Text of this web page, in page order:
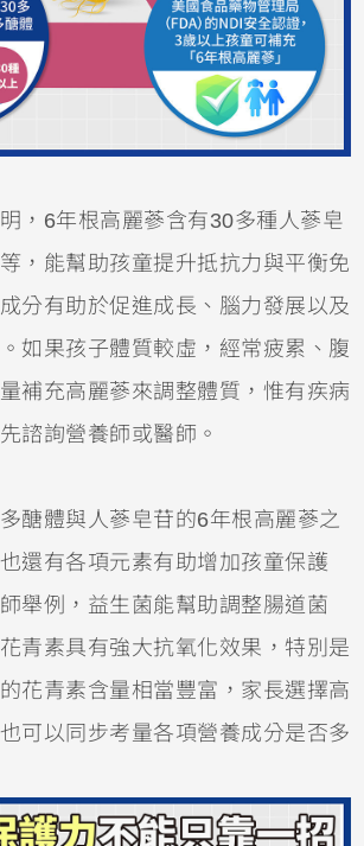
，6年根高麗蔘含有30多種人蔘皂
，能幫助孩童提升抵抗力與平衡免
分有助於促進成長、腦力發展以及
如果孩子體質較虛，經常疲累、腹
補充高麗蔘來調整體質，惟有疾病
諮詢營養師或醫師。
醣體與人蔘皂苷的6年根高麗蔘之
還有各項元素有助增加孩童保護
舉例，益生菌能幫助調整腸道菌
青素具有強大抗氧化效果，特別是
花青素含量相當豐富，家長選擇高
可以同步考量各項營養成分是否多